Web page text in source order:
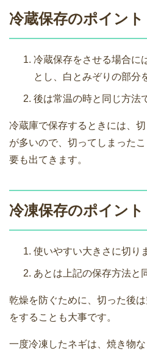
冷蔵保存のポイント
冷蔵保存をさせる場合に
とし、白とみぞりの部分
後は常温の時と同じ方法
冷蔵庫で保存するときには、
が多いので、切ってしまった
要も出てきます。
冷凍保存のポイント
使いやすい大きさに切り
あとは上記の保存方法と
乾燥を防ぐために、切った後
をすることも大事です。
一度冷凍したネギは、焼き物